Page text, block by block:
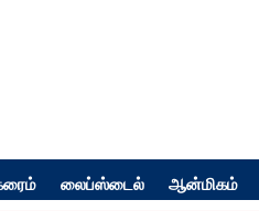
லைப்ஸ்டைல் ஆன்மிகம்